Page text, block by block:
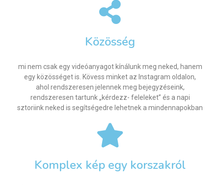
Közösség
mi nem csak egy videóanyagot kínálunk meg neked, hanem
egy közösséget is. Kövess minket az Instagram oldalon,
ahol rendszeresen jelennek meg bejegyzéseink,
rendszeresen tartunk „kérdezz- feleleket” és a napi
sztoriink neked is segítségedre lehetnek a mindennapokban
Komplex kép egy korszakról